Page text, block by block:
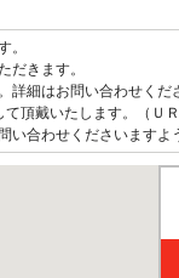
先と致します。
だきます。
細はお問い合わせくだ
頂戴いたします。（ＵＲ
合わせくださいますよ